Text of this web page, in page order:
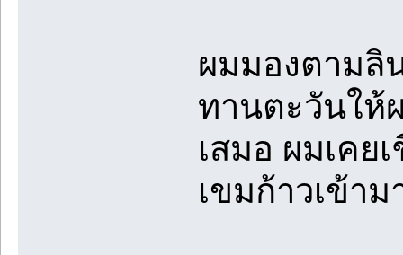
ผมมองตามลิ
ทานตะวันให้
เสมอ ผมเคย
เขมก้าวเข้าม